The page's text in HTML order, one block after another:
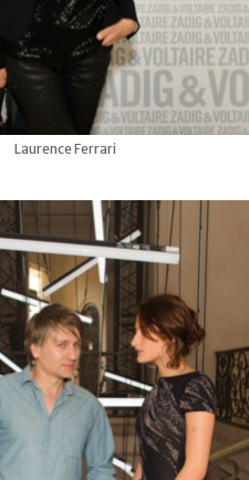
Laurence Ferrari